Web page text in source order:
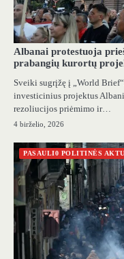
Albanai protestuoja
prabangių kurortų
Sveiki sugrįžę į „World
investicinius projektus
rezoliucijos priėmimo ir…
4 birželio, 2026
PASAULI0 POLITINĖS